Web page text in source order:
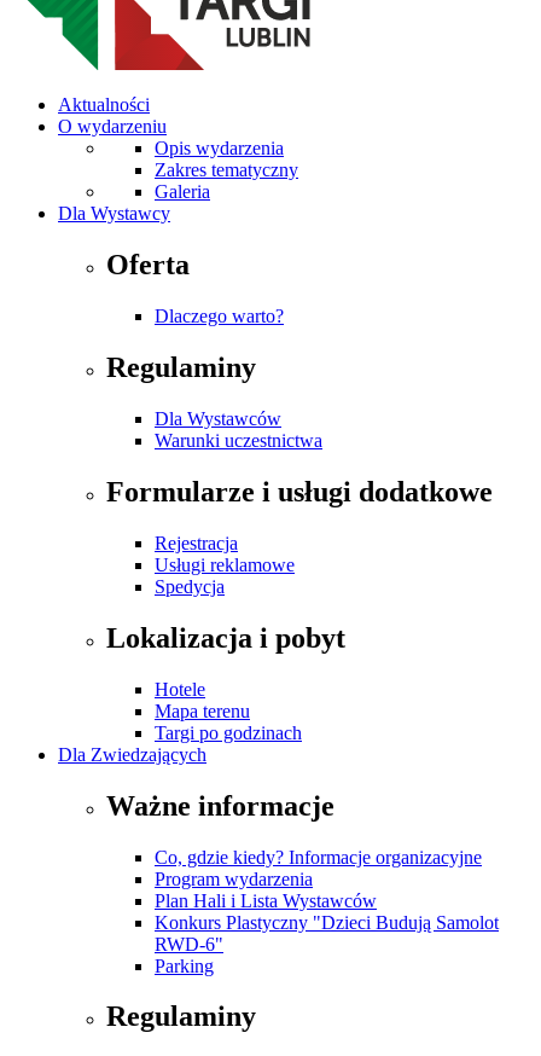
Aktualności
O wydarzeniu
Opis wydarzenia
Zakres tematyczny
Galeria
Dla Wystawcy
Oferta
Dlaczego warto?
Regulaminy
Dla Wystawców
Warunki uczestnictwa
Formularze i usługi dodatkowe
Rejestracja
Usługi reklamowe
Spedycja
Lokalizacja i pobyt
Hotele
Mapa terenu
Targi po godzinach
Dla Zwiedzających
Ważne informacje
Co, gdzie kiedy? Informacje organizacyjne
Program wydarzenia
Plan Hali i Lista Wystawców
Konkurs Plastyczny "Dzieci Budują Samolot
RWD-6"
Parking
Regulaminy